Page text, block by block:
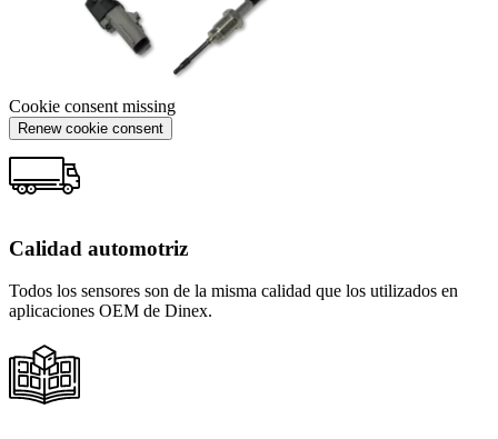
Cookie consent missing
Renew cookie consent
Calidad automotriz
Todos los sensores son de la misma calidad que los utilizados en
aplicaciones OEM de Dinex.